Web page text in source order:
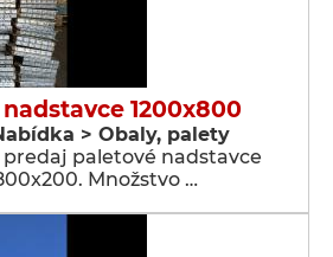
1200x800
> Obaly, palety
paletové nadstavce
Množstvo …